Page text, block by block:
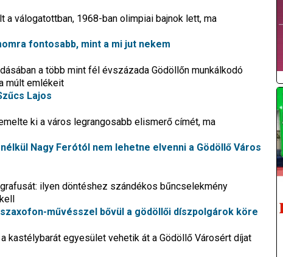
válogatottban, 1968-ban olimpiai bajnok lett, ma
fontosabb, mint a mi jut nekem
a több mint fél évszázada Gödöllőn munkálkodó
múlt emlékeit
Lajos
ki a város legrangosabb elismerő címét, ma
Nagy Ferótól nem lehetne elvenni a Gödöllő Város
ilyen döntéshez szándékos bűncselekmény
művésszel bővül a gödöllői díszpolgárok köre
kastélybarát egyesület vehetik át a Gödöllő Városért díjat